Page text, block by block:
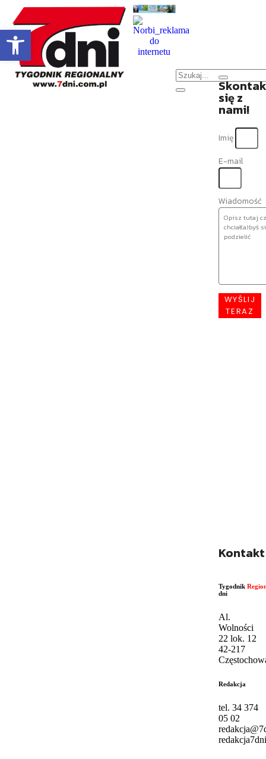
się z
nami!
Imię
E-mail
Wiadomość
WYŚLIJ
TERAZ
Kontakt
Tygodnik
dni
Al.
Wolności
22 lok. 12
42-217
Redakcja
tel. 34 374
05 02
Otwórz pasek narzędzi